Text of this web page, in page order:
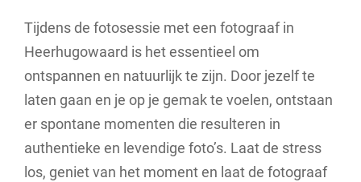
Tijdens de fotosessie met een fotograaf in
Heerhugowaard is het essentieel om
ontspannen en natuurlijk te zijn. Door jezelf te
laten gaan en je op je gemak te voelen, ontstaan
er spontane momenten die resulteren in
authentieke en levendige foto’s. Laat de stress
los, geniet van het moment en laat de fotograaf